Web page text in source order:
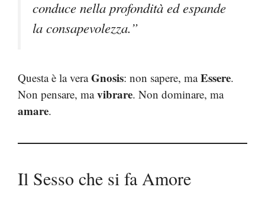
conduce nella profondità ed espande
la consapevolezza.”
Questa è la veraGnosis: non sapere, maEssere.
Non pensare, mavibrare. Non dominare, ma
amare.
Il Sesso che si fa Amore